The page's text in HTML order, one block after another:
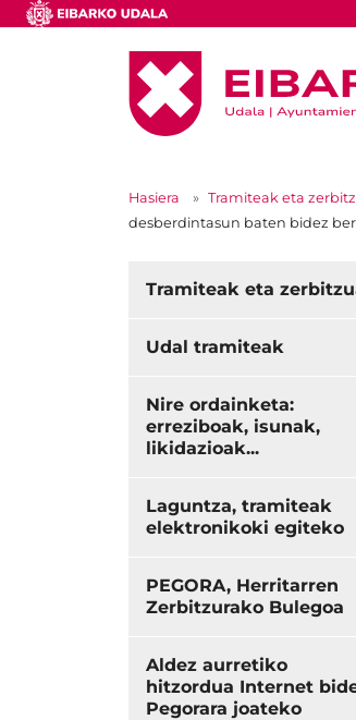
Hasiera Tramiteak eta
desberdintasun baten bidez
Tramiteak eta
Udal tramiteak
Nire ordainketa:
erreziboak, isunak,
likidazioak...
Laguntza, tramiteak
elektronikoki egiteko
PEGORA, Herritarren
Zerbitzurako Bulegoa
Aldez aurretiko
hitzordua Internet
Pegorara joateko